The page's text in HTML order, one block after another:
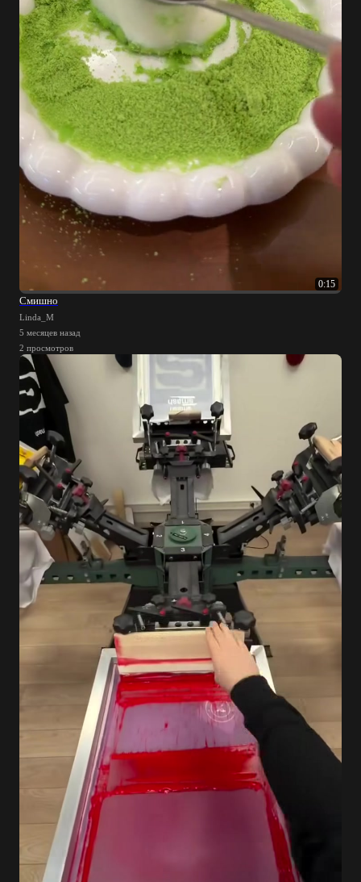
0:15
Смишно
Linda_M
5 месяцев назад
2 просмотров